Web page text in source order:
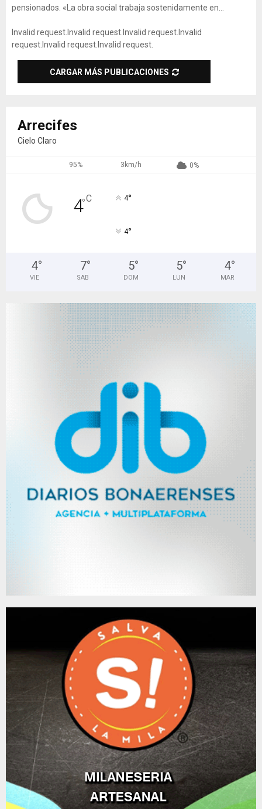
pensionados. «La obra social trabaja sostenidamente en...
Invalid request. Invalid request. Invalid request. Invalid
request. Invalid request. Invalid request.
CARGAR MÁS PUBLICACIONES
Arrecifes
Cielo Claro
95% 3km/h 0%
4°C 4°
4°
4°
VIE
7°
SAB
5°
DOM
5°
LUN
4°
MAR